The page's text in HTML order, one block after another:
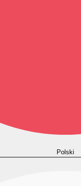
Polski